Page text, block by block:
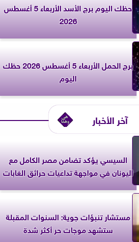
حظك اليوم برج الأسد الأربعاء 5 أغسطس
2026
برج الحمل الأربعاء 5 أغسطس 2026 حظك
اليوم
آخر الأخبار
السيسي يؤكد تضامن مصر الكامل مع
اليونان في مواجهة تداعيات حرائق الغابات
مستشار تنبؤات جوية: السنوات المقبلة
ستشهد موجات حر أكثر شدة